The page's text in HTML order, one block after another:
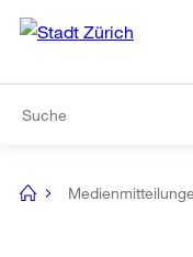
Navigation
[no